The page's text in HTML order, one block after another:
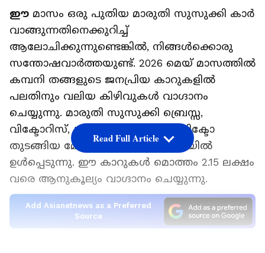
ഈ മാസം ഒരു പുതിയ മാരുതി സുസുക്കി കാർ
വാങ്ങുന്നതിനെക്കുറിച്ച്
ആലോചിക്കുന്നുണ്ടെങ്കിൽ, നിങ്ങൾക്കൊരു
സന്തോഷവാർത്തയുണ്ട്. 2026 മെയ് മാസത്തിൽ
കമ്പനി തങ്ങളുടെ ജനപ്രിയ കാറുകളിൽ
പലതിനും വലിയ കിഴിവുകൾ വാഗ്ദാനം
ചെയ്യുന്നു. മാരുതി സുസുക്കി ബ്രെസ്സ,
വിക്ടോറിസ്, ഗ്രാൻഡ് വിറ്റാര, ഇൻവിക്ടോ
തുടങ്ങിയ മോഡലുകൾ ഈ പട്ടികയിൽ
ഉൾപ്പെടുന്നു. ഈ കാറുകൾ മൊത്തം 2.15 ലക്ഷം
വരെ ആനുകൂല്യം വാഗ്ദാനം ചെയ്യുന്നു.
Add Asianetnews as a Preferred
Source
Read Full Article